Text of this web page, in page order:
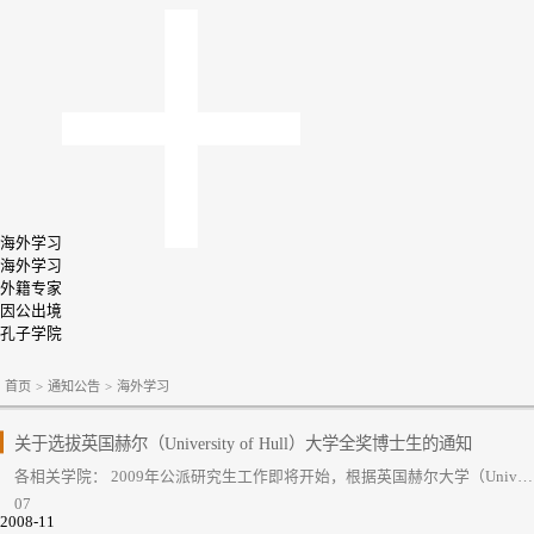
海外学习
海外学习
外籍专家
因公出境
孔子学院
首页 > 通知公告 > 海外学习
关于选拔英国赫尔（University of Hull）大学全奖博士生的通知
各相关学院： 2009年公派研究生工作即将开始，根据英国赫尔大学（University of Hull）和留学基金委全额奖学金博士项目通知，我校可推荐一名候选人。现将有关事项通知如...
07
2008-11